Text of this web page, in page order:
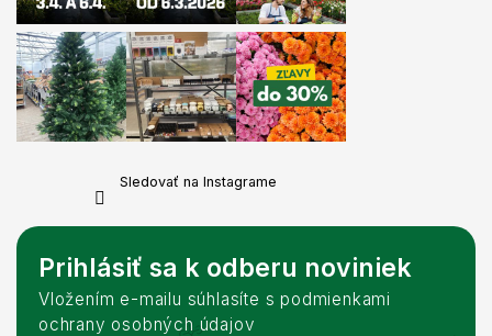
Sledovať na Instagrame
Prihlásiť sa k odberu noviniek
Vložením e-mailu súhlasíte s podmienkami
ochrany osobných údajov